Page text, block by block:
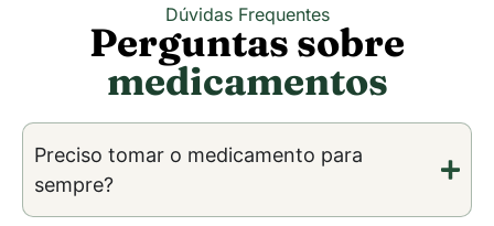
Dúvidas Frequentes
Perguntas sobre
medicamentos
Preciso tomar o medicamento para
sempre?